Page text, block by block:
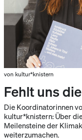
von kultur*knistern
Fehlt uns
Die Koordinatorinnen
kultur*knistern: Über
Meilensteine der
weiterzumachen.